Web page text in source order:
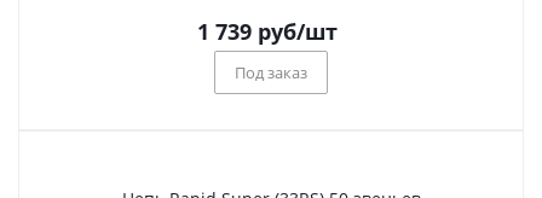
1 739руб/шт
Под заказ